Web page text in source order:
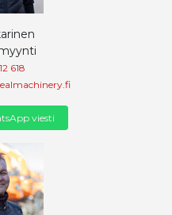
618
viesti